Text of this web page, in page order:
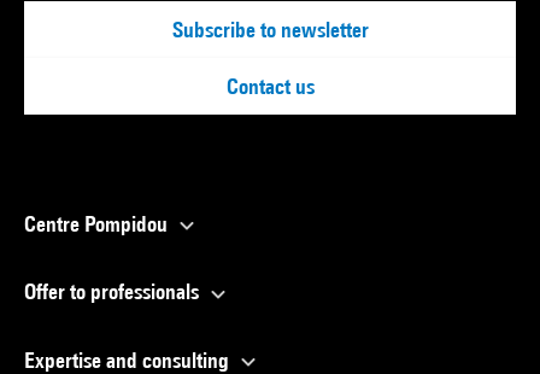
Subscribe to newsletter
Contact us
Centre Pompidou
Offer to professionals
Expertise and consulting